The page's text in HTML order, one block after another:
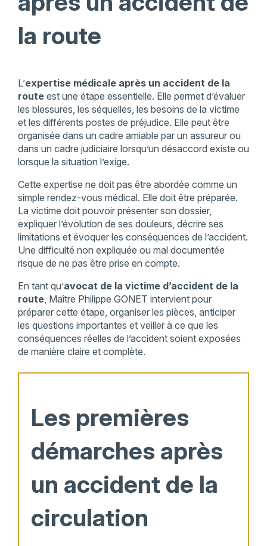
la route
L’expertise médicale après un accident de la
routeest une étape essentielle. Elle permet d’évaluer
les blessures, les séquelles, les besoins de la victime
et les différents postes de préjudice. Elle peut être
organisée dans un cadre amiable par un assureur ou
dans un cadre judiciaire lorsqu’un désaccord existe ou
lorsque la situation l’exige.
Cette expertise ne doit pas être abordée comme un
simple rendez-vous médical. Elle doit être préparée.
La victime doit pouvoir présenter son dossier,
expliquer l’évolution de ses douleurs, décrire ses
limitations et évoquer les conséquences de l’accident.
Une difficulté non expliquée ou mal documentée
risque de ne pas être prise en compte.
En tant qu’avocat de la victime d’accident de la
route, Maître Philippe GONET intervient pour
préparer cette étape, organiser les pièces, anticiper
les questions importantes et veiller à ce que les
conséquences réelles de l’accident soient exposées
de manière claire et complète.
Les premières
démarches après
un accident de la
circulation